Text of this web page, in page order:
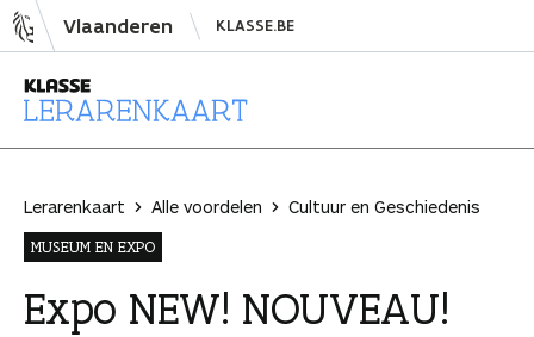
N
a
Vlaanderen KLASSE.BE
r
a
r
e
n
Lerarenkaart Alle voordelen
Cultuur en Geschiedenis
MUSEUM EN EXPO
Expo NEW! NOUVEAU!